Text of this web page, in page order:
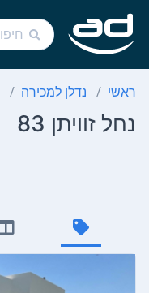
ראשי נדלן למכירה
נחל זוויתן 83